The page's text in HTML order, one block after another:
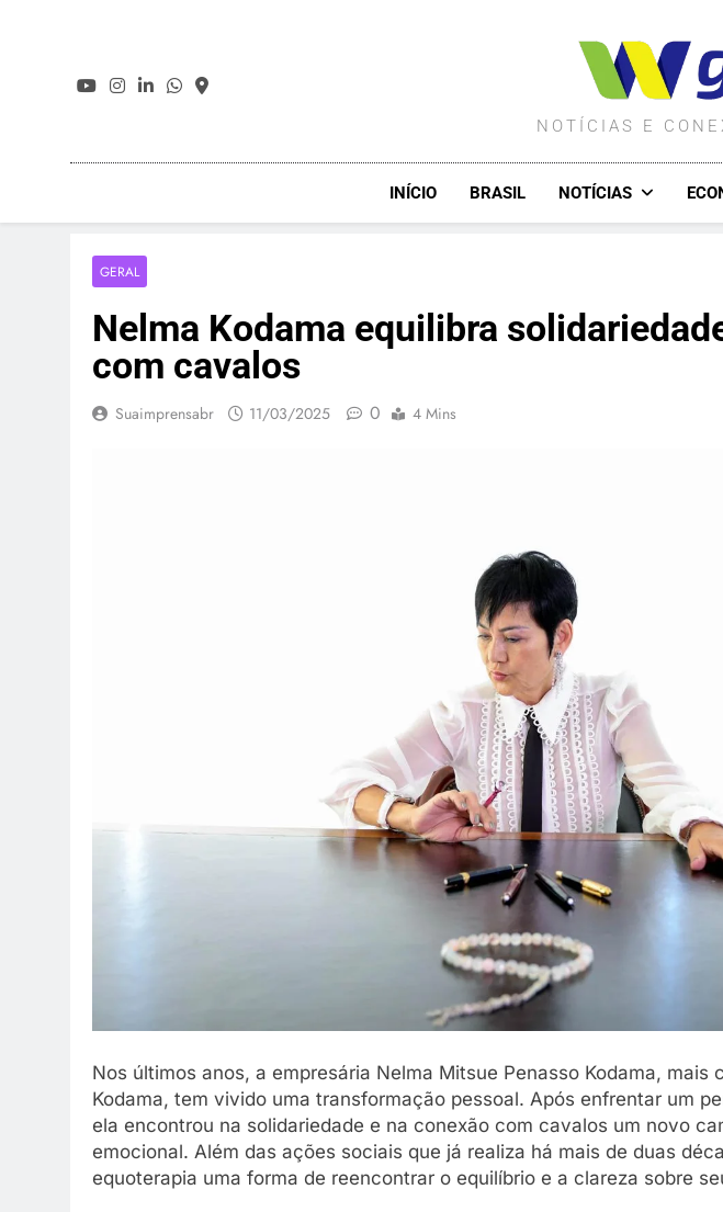
NOTÍCIAS E
INÍCIO BRASIL NOTÍCIAS
GERAL
Nelma Kodama equilibra
com cavalos
Suaimprensabr 11/03/2025 0 4 Mins
Nos últimos anos, a empresária Nelma Mitsue Penasso Kodama, mais
Kodama, tem vivido uma transformação pessoal. Após enfrentar um
ela encontrou na solidariedade e na conexão com cavalos um novo
emocional. Além das ações sociais que já realiza há mais de duas
equoterapia uma forma de reencontrar o equilíbrio e a clareza sobre